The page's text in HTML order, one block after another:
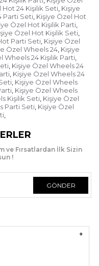
görevlisi gitmeden
bir hasar varsa
tespit tutanağı"
ürünü
Hot 24 Kişilik Seti, Kişiye
Parti Seti, Kişiye Özel Hot
Özel Hot Kişilik Parti,
Özel Hot Kişilik Seti,
Parti Seti, Kişiye Özel
Özel Wheels 24, Kişiye
Wheels 24 Kişilik Parti,
, Kişiye Özel Wheels 24
, Kişiye Özel Wheels 24
, Kişiye Özel Wheels
, Kişiye Özel Wheels
Kişilik Seti, Kişiye Özel
Parti Seti, Kişiye Özel
,
ve Fırsatlardan İlk Sizin
!
GÖNDER